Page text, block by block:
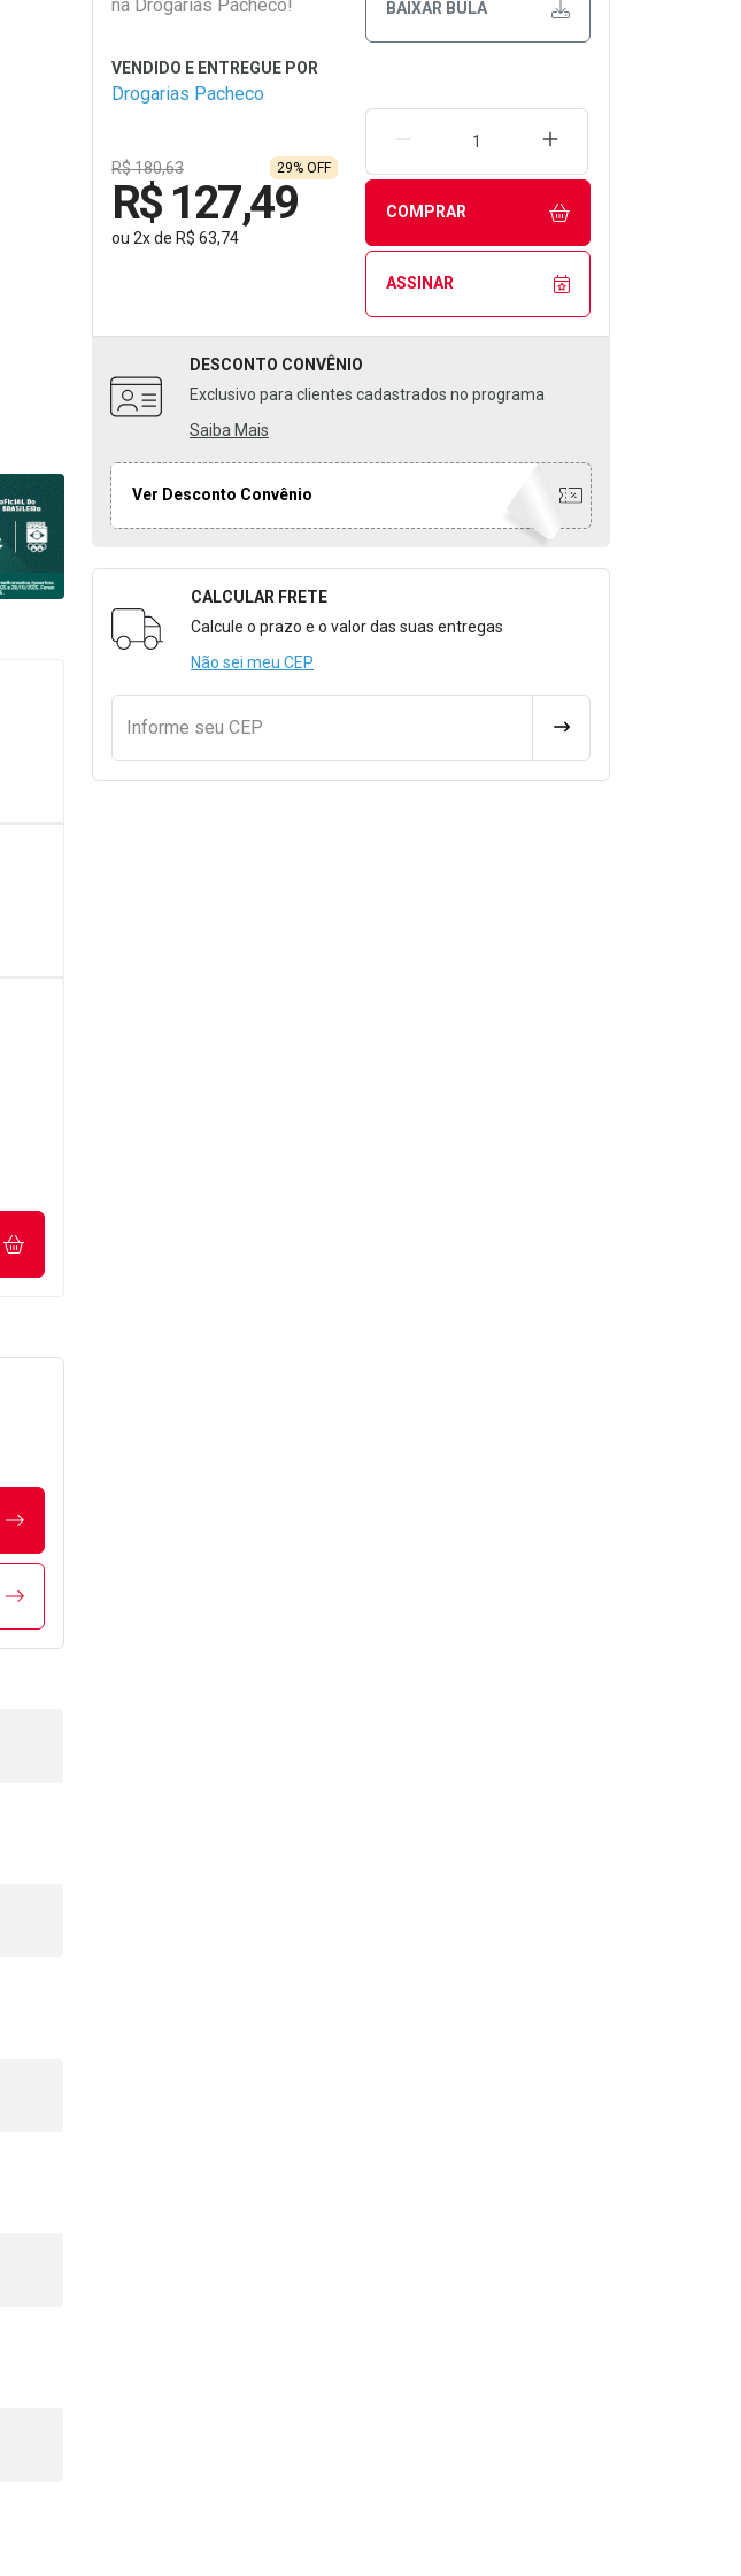
na Drogarias Pacheco!
BAIXAR BULA
Drogarias Pacheco
R$ 180,63 29% OFF
R$ 127,49
ou 2xde R$ 63,74
REMOVER UMA UNIDADEAUMENTAR UMA
COMPRAR
ASSINAR
DESCONTO CONVÊNIO
Exclusivo para clientes cadastrados no programa
Saiba Mais
Ver Desconto Convênio
Formulário para Calcular o Frete
CALCULAR FRETE
Calcule o prazo e o valor das suas entregas
Não sei meu CEP
Informe seu CEP CALCULAR FRETE